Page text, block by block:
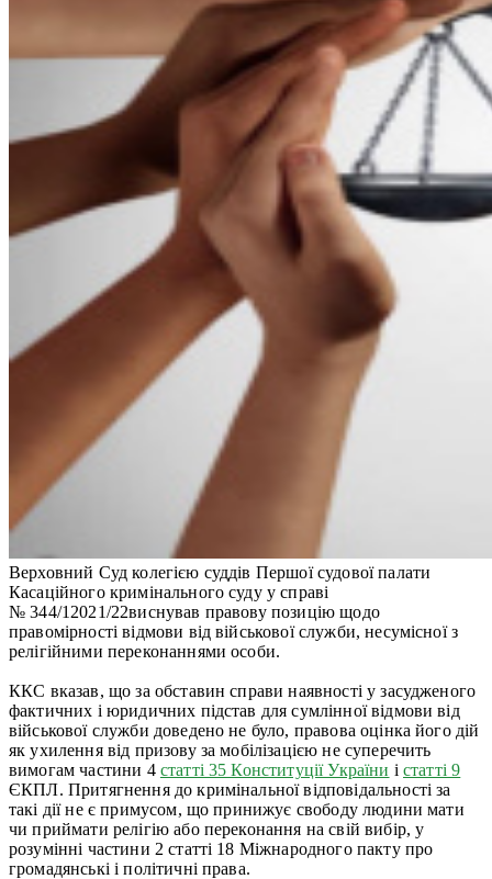
Верховний Суд колегією суддів Першої судової палати
Касаційного кримінального суду у справі
№ 344/12021/22виснував правову позицію щодо
правомірності відмови від військової служби, несумісної з
релігійними переконаннями особи.
ККС вказав, що за обставин справи наявності у засудженого
фактичних і юридичних підстав для сумлінної відмови від
військової служби доведено не було, правова оцінка його дій
як ухилення від призову за мобілізацією не суперечить
вимогам частини 4 статті 35 Конституції України істатті 9
ЄКПЛ. Притягнення до кримінальної відповідальності за
такі дії не є примусом, що принижує свободу людини мати
чи приймати релігію або переконання на свій вибір, у
розумінні частини 2 статті 18 Міжнародного пакту про
громадянські і політичні права.